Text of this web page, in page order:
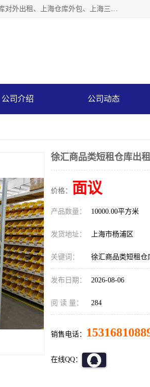
上海星力仓储服务有限公司从事：上海仓储服务、上海仓储库房、上海仓库代运营、上海仓库对外出租、上海仓库外包、上海三方仓储、上海电商仓储代发、上海电商代发货仓库、上海托管仓库、上海仓储配送。上海星力仓储服务有限公司现在拥有100个分仓、10万余平方的标准库房，精炼员工几百名，与几千家客户合作，公司已跻身上海仓储行业前列。欢迎来电咨询！
公司介绍 公司动态
徐汇商品类短租仓库出
价格： 面议
产品数量： 10000.00平方米
发货地址： 上海市杨浦区
关键词： 徐汇商品类短租仓
发布日期： 2026-08-06
阅 读 量： 284
销售电话：
在线QQ：